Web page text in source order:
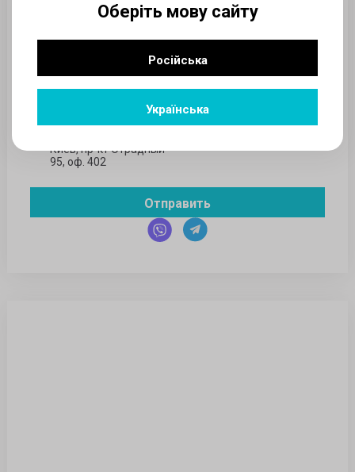
Оберіть мову сайту
Російська
Українська
Киев, пр-кт Отрадный
95, оф. 402
Отправить